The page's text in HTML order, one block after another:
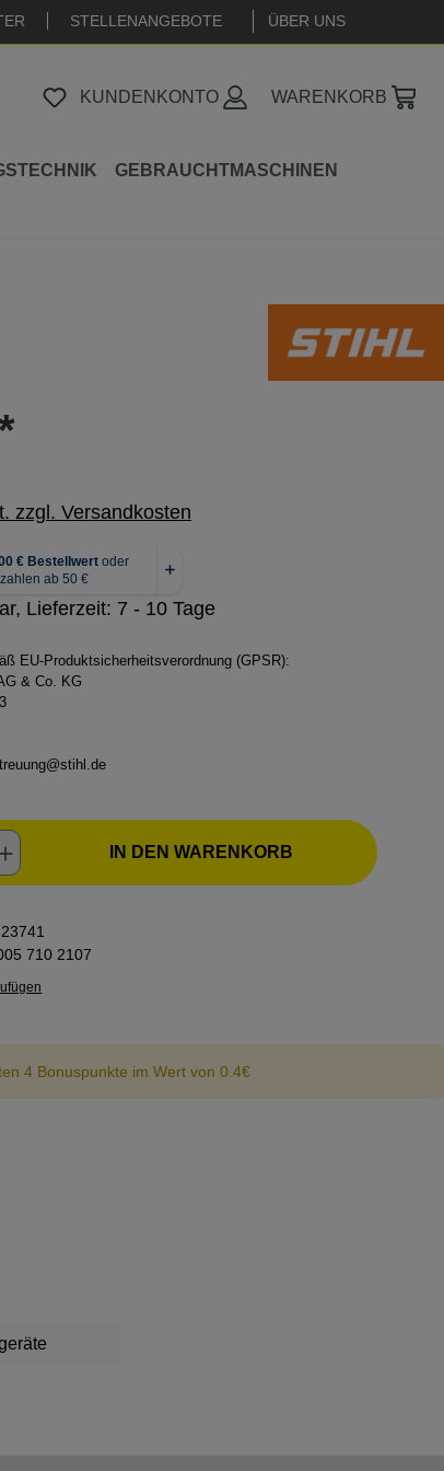
STELLENANGEBOTE ÜBER UNS
KUNDENKONTO WARENKORB
GEBRAUCHTMASCHINEN
zzgl. Versandkosten
Lieferzeit: 7 - 10 Tage
EU-Produktsicherheitsverordnung (GPSR):
& Co. KG
Gib den gewünschten Wert
IN DEN WARENKORB
710 2107
4 Bonuspunkte im Wert von 0.4€